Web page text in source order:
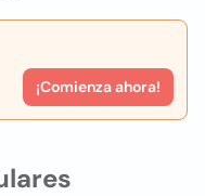
¡Comienza ahora!